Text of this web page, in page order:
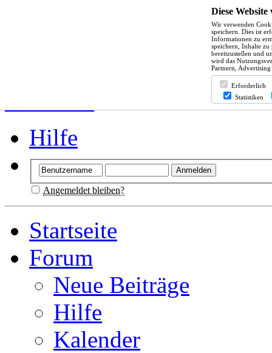
Hilfe
Angemeldet bleiben?
Startseite
Forum
Neue Beiträge
Hilfe
Kalender
Diese
Wir verwenden
speichern. Dies ist
Informationen zu
speichern, Inhalte
bereitzustellen und
wird das
Partnern,
Erforderlich
Statistiken